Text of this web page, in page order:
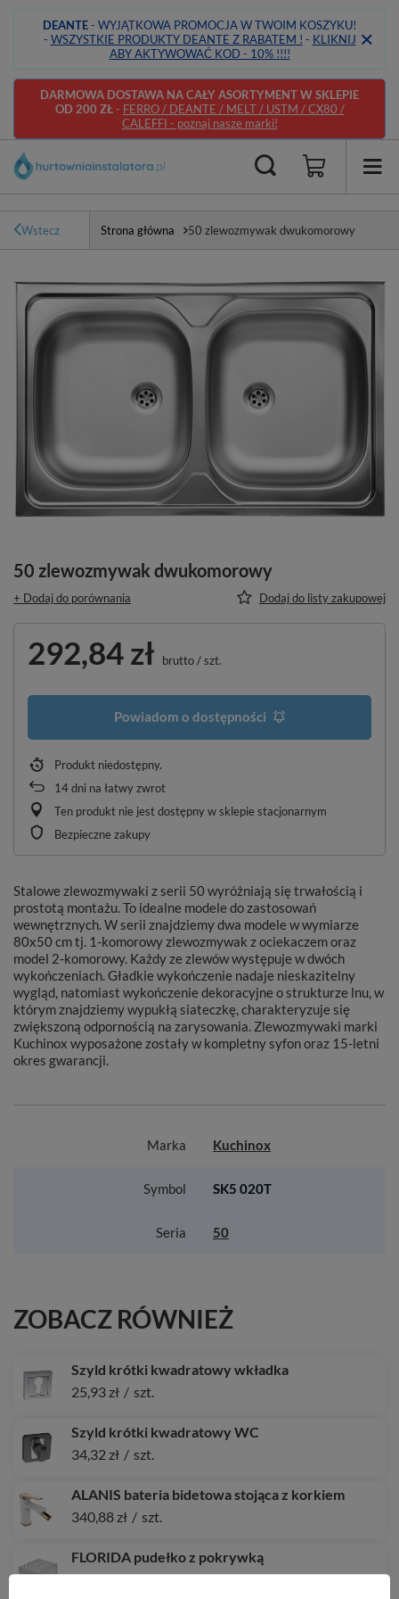
DEANTE- WYJĄTKOWA PROMOCJA W TWOIM KOSZYKU!
- WSZYSTKIE PRODUKTY DEANTE Z RABATEM ! - KLIKNIJ
ABY AKTYWOWAĆ KOD - 10% !!!!
DARMOWA DOSTAWA NA CAŁY ASORTYMENT W SKLEPIE
OD 200 ZŁ- FERRO / DEANTE / MELT / USTM / CX80 /
CALEFFI - poznaj nasze marki!
Wstecz Strona główna 50 zlewozmywak dwukomorowy
50 zlewozmywak dwukomorowy
+ Dodaj do porównania Dodaj do listy zakupowej
292,84 zł brutto/szt.
Powiadom o dostępności
Produkt niedostępny
14dni na łatwy zwrot
Ten produkt nie jest dostępny w sklepie stacjonarnym
Bezpieczne zakupy
Stalowe zlewozmywaki z serii 50 wyróżniają się trwałością i
prostotą montażu. To idealne modele do zastosowań
wewnętrznych. W serii znajdziemy dwa modele w wymiarze
80x50 cm tj. 1-komorowy zlewozmywak z ociekaczem oraz
model 2-komorowy. Każdy ze zlewów występuje w dwóch
wykończeniach. Gładkie wykończenie nadaje nieskazitelny
wygląd, natomiast wykończenie dekoracyjne o strukturze lnu, w
którym znajdziemy wypukłą siateczkę, charakteryzuje się
zwiększoną odpornością na zarysowania. Zlewozmywaki marki
Kuchinox wyposażone zostały w kompletny syfon oraz 15-letni
okres gwarancji.
Marka Kuchinox
Symbol SK5 020T
Seria 50
ZOBACZ RÓWNIEŻ
Szyld krótki kwadratowy wkładka
25,93 zł / szt.
Szyld krótki kwadratowy WC
34,32 zł / szt.
ALANIS bateria bidetowa stojąca z korkiem
340,88 zł / szt.
FLORIDA pudełko z pokrywką
41,18 zł / szt.